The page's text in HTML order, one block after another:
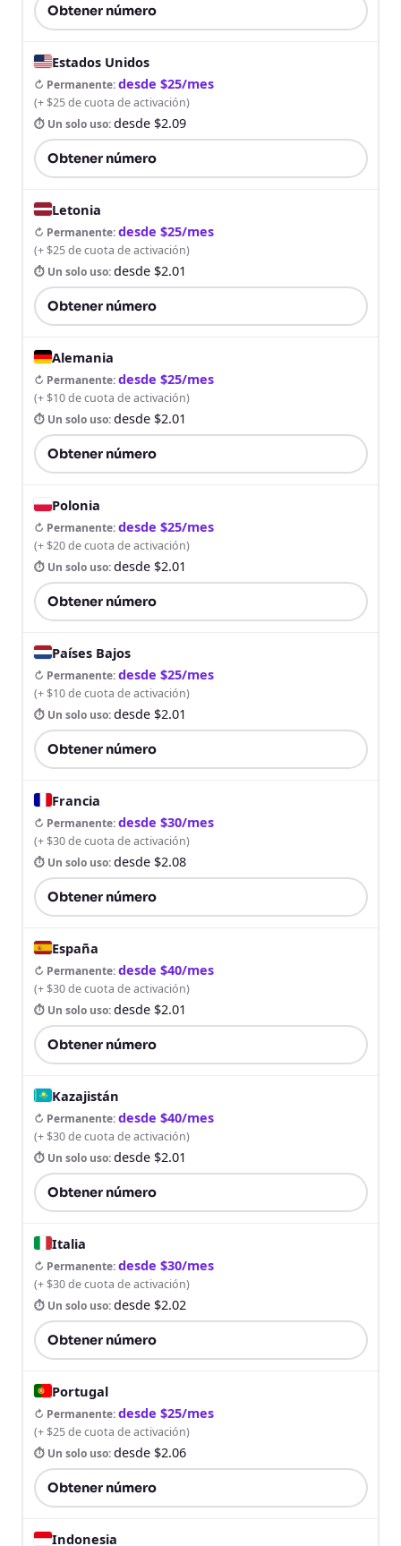
Obtener número
Estados Unidos
↻ Permanente:desde $25/mes
(+ $25 de cuota de activación)
⏱ Un solo uso:desde $2.09
Obtener número
Letonia
↻ Permanente:desde $25/mes
(+ $25 de cuota de activación)
⏱ Un solo uso:desde $2.01
Obtener número
Alemania
↻ Permanente:desde $25/mes
(+ $10 de cuota de activación)
⏱ Un solo uso:desde $2.01
Obtener número
Polonia
↻ Permanente:desde $25/mes
(+ $20 de cuota de activación)
⏱ Un solo uso:desde $2.01
Obtener número
Países Bajos
↻ Permanente:desde $25/mes
(+ $10 de cuota de activación)
⏱ Un solo uso:desde $2.01
Obtener número
Francia
↻ Permanente:desde $30/mes
(+ $30 de cuota de activación)
⏱ Un solo uso:desde $2.08
Obtener número
España
↻ Permanente:desde $40/mes
(+ $30 de cuota de activación)
⏱ Un solo uso:desde $2.01
Obtener número
Kazajistán
↻ Permanente:desde $40/mes
(+ $30 de cuota de activación)
⏱ Un solo uso:desde $2.01
Obtener número
Italia
↻ Permanente:desde $30/mes
(+ $30 de cuota de activación)
⏱ Un solo uso:desde $2.02
Obtener número
Portugal
↻ Permanente:desde $25/mes
(+ $25 de cuota de activación)
⏱ Un solo uso:desde $2.06
Obtener número
Indonesia